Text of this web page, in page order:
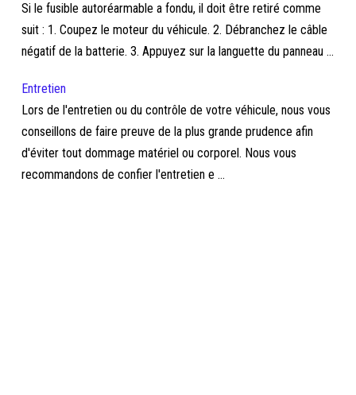
Si le fusible autoréarmable a fondu, il doit être retiré comme
suit : 1. Coupez le moteur du véhicule. 2. Débranchez le câble
négatif de la batterie. 3. Appuyez sur la languette du panneau ...
Entretien
Lors de l'entretien ou du contrôle de votre véhicule, nous vous
conseillons de faire preuve de la plus grande prudence afin
d'éviter tout dommage matériel ou corporel. Nous vous
recommandons de confier l'entretien e ...